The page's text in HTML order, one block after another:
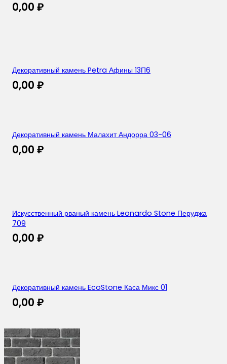
0,00 ₽
Декоративный камень Petra Афины 13П6
0,00 ₽
Декоративный камень Малахит Андорра 03-06
0,00 ₽
Искусственный рваный камень Leonardo Stone Перуджа
709
0,00 ₽
Декоративный камень EcoStone Каса Микс 01
0,00 ₽